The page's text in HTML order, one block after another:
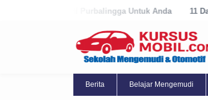
11 Daftar Bengkel Panggilan
Berita Belajar Mengemudi